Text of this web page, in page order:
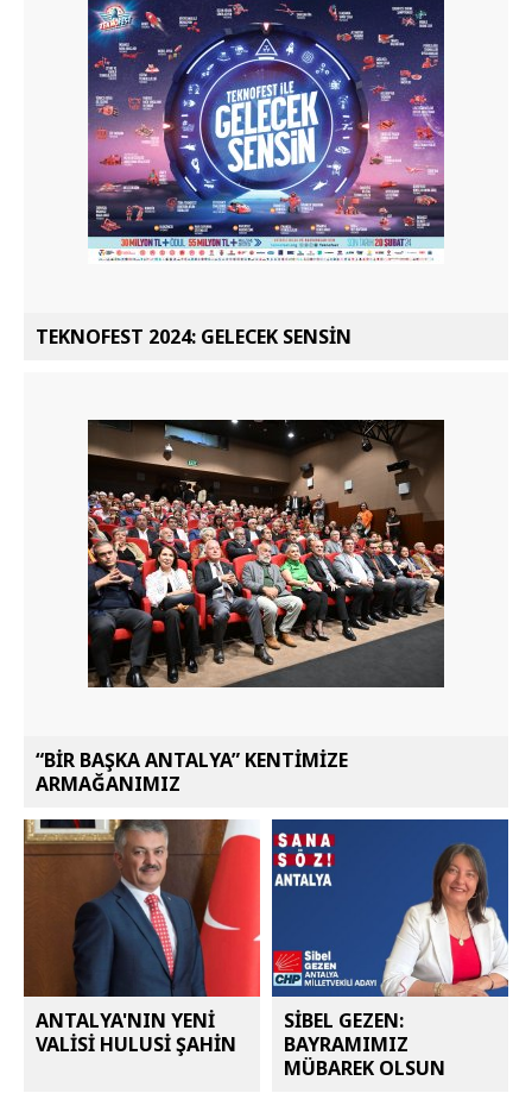
TEKNOFEST 2024: GELECEK SENSİN
“BİR BAŞKA ANTALYA” KENTİMİZE
ARMAĞANIMIZ
ANTALYA'NIN YENİ
VALİSİ HULUSİ ŞAHİN
SİBEL GEZEN:
BAYRAMIMIZ
MÜBAREK OLSUN